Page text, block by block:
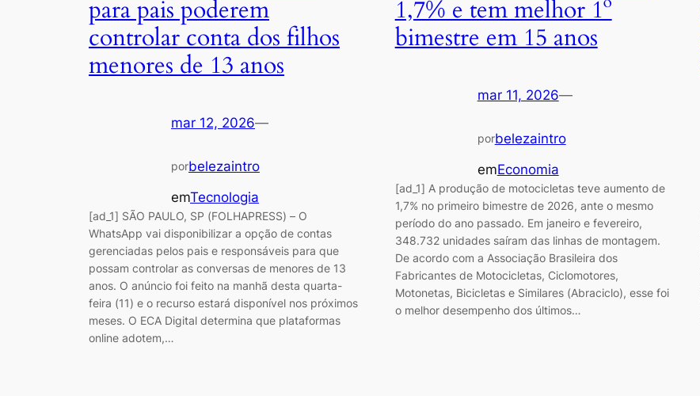
para pais poderem
controlar conta dos filhos
menores de 13 anos
mar 12, 2026—
porbelezaintro
emTecnologia
[ad_1] SÃO PAULO, SP (FOLHAPRESS) – O
WhatsApp vai disponibilizar a opção de contas
gerenciadas pelos pais e responsáveis para que
possam controlar as conversas de menores de 13
anos. O anúncio foi feito na manhã desta quarta-
feira (11) e o recurso estará disponível nos próximos
meses. O ECA Digital determina que plataformas
online adotem,…
1,7% e tem melhor 1º
bimestre em 15 anos
mar 11, 2026—
porbelezaintro
emEconomia
[ad_1] A produção de motocicletas teve aumento de
1,7% no primeiro bimestre de 2026, ante o mesmo
período do ano passado. Em janeiro e fevereiro,
348.732 unidades saíram das linhas de montagem.
De acordo com a Associação Brasileira dos
Fabricantes de Motocicletas, Ciclomotores,
Motonetas, Bicicletas e Similares (Abraciclo), esse foi
o melhor desempenho dos últimos…